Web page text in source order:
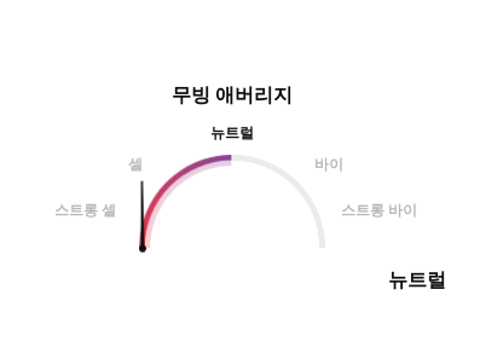
무빙 애버리지
뉴트럴
셀
바이
스트롱 셀 스트롱 바이
뉴트럴